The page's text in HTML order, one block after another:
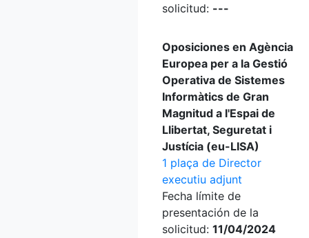
solicitud: ---
Oposiciones en Agència
Europea per a la Gestió
Operativa de Sistemes
Informàtics de Gran
Magnitud a l'Espai de
Llibertat, Seguretat i
Justícia (eu-LISA)
1 plaça de Director
executiu adjunt
Fecha límite de
presentación de la
solicitud: 11/04/2024